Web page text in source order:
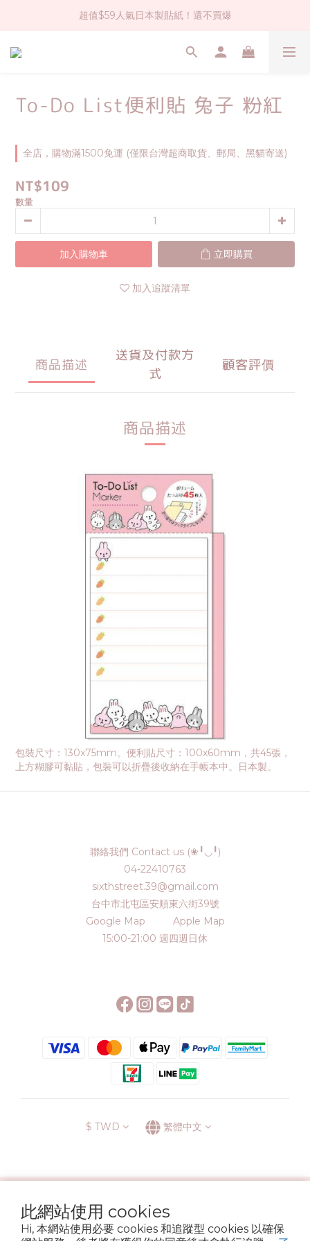
此網站使用 cookies
Hi, 本網站使用必要 cookies 和追蹤型 cookies 以確保
社群大人氣！各種有趣的打洞器
超值$59人氣日本製貼紙！還不買爆
全店$1500免運(台灣地區)
To-Do List便利貼 兔子 粉紅
全店，購物滿1500免運 (僅限台灣超商取貨、郵局、黑貓寄送)
NT$109
數量
加入購物車 立即購買
加入追蹤清單
商品描述
送貨及付款方
式
顧客評價
商品描述
包裝尺寸：130x75mm。便利貼尺寸：100x60mm，共45張，
上方糊膠可黏貼，包裝可以折疊後收納在手帳本中。日本製。
聯絡我們 Contact us (❀╹◡╹)
04-22410763
sixthstreet.39@gmail.com
台中市北屯區安順東六街39號
Google Map
Apple Map
15:00-21:00 週四週日休
$ TWD 繁體中文
運送方式
退換貨政策 條款與細則
Copyright © 2022 6street. All rights reserved.